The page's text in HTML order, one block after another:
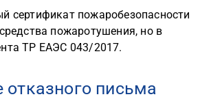
сертификат пожаробезопасности
пожаротушения, но в
ТР ЕАЭС 043/2017.
письма